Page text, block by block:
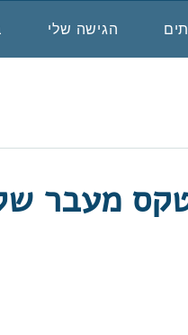
הגישה שלי
מעבר